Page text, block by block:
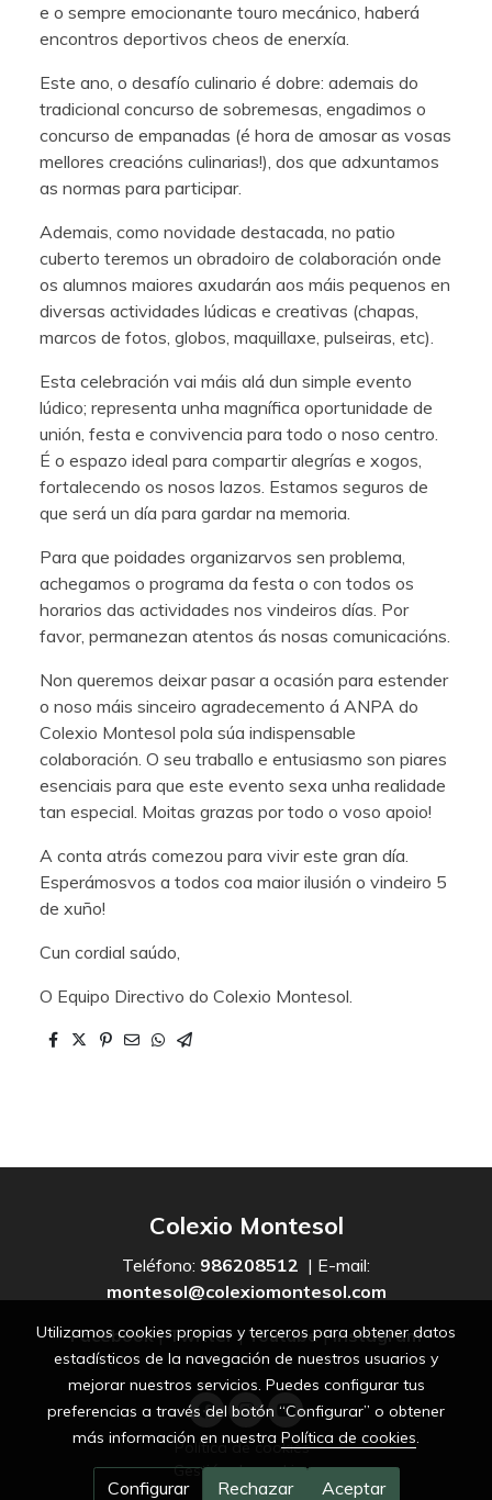
e o sempre emocionante touro mecánico, haberá
encontros deportivos cheos de enerxía.
Este ano, o desafío culinario é dobre: ademais do
tradicional concurso de sobremesas, engadimos o
concurso de empanadas (é hora de amosar as vosas
mellores creacións culinarias!), dos que adxuntamos
as normas para participar.
Ademais, como novidade destacada, no patio
cuberto teremos un obradoiro de colaboración onde
os alumnos maiores axudarán aos máis pequenos en
diversas actividades lúdicas e creativas (chapas,
marcos de fotos, globos, maquillaxe, pulseiras, etc).
Esta celebración vai máis alá dun simple evento
lúdico; representa unha magnífica oportunidade de
unión, festa e convivencia para todo o noso centro.
É o espazo ideal para compartir alegrías e xogos,
fortalecendo os nosos lazos. Estamos seguros de
que será un día para gardar na memoria.
Para que poidades organizarvos sen problema,
achegamos o programa da festa o con todos os
horarios das actividades nos vindeiros días. Por
favor, permanezan atentos ás nosas comunicacións.
Non queremos deixar pasar a ocasión para estender
o noso máis sinceiro agradecemento á ANPA do
Colexio Montesol pola súa indispensable
colaboración. O seu traballo e entusiasmo son piares
esenciais para que este evento sexa unha realidade
tan especial. Moitas grazas por todo o voso apoio!
A conta atrás comezou para vivir este gran día.
Esperámosvos a todos coa maior ilusión o vindeiro 5
de xuño!
Cun cordial saúdo,
O Equipo Directivo do Colexio Montesol.
Colexio Montesol
Teléfono: 986208512 | E-mail:
montesol@colexiomontesol.com
Facebook|Twitter | Youtube|Instagram
Política de cookies
Gestión de cookies
Utilizamos cookies propias y terceros para obtener datos
estadísticos de la navegación de nuestros usuarios y
mejorar nuestros servicios. Puedes configurar tus
preferencias a través del botón “Configurar” o obtener
más información en nuestra Política de cookies.
Configurar Rechazar Aceptar